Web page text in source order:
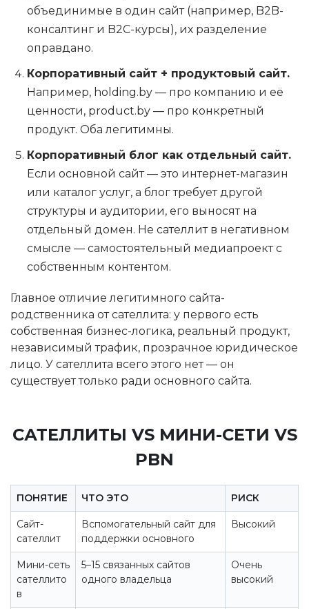
объединимые в один сайт (например, B2B-
консалтинг и B2C-курсы), их разделение
оправдано.
Корпоративный сайт + продуктовый сайт.
Например, holding.by — про компанию и её
ценности, product.by — про конкретный
продукт. Оба легитимны.
Корпоративный блог как отдельный сайт.
Если основной сайт — это интернет-магазин
или каталог услуг, а блог требует другой
структуры и аудитории, его выносят на
отдельный домен. Не сателлит в негативном
смысле — самостоятельный медиапроект с
собственным контентом.
Главное отличие легитимного сайта-
родственника от сателлита: у первого есть
собственная бизнес-логика, реальный продукт,
независимый трафик, прозрачное юридическое
лицо. У сателлита всего этого нет — он
существует только ради основного сайта.
САТЕЛЛИТЫ VS МИНИ-СЕТИ VS
PBN
ПОНЯТИЕ ЧТО ЭТО РИСК
Сайт-
сателлит
Вспомогательный сайт для
поддержки основного
Высокий
Мини-сеть
сателлито
в
5–15 связанных сайтов
одного владельца
Очень
высокий